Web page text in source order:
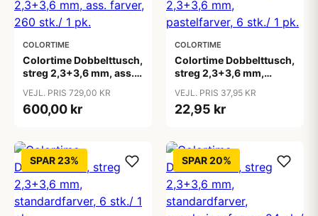
COLORTIME
Colortime Dobbelttusch,
streg 2,3+3,6 mm, ass.
VEJL. PRIS 729,00 KR
600,00 kr
COLORTIME
Colortime Dobbelttusch,
streg 2,3+3,6 mm,
VEJL. PRIS 37,95 KR
22,95 kr
SPAR 23% SPAR 20%